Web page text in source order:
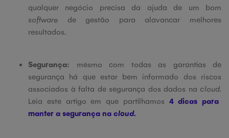
qualquer negócio precisa da ajuda de um bom
software de gestão para alavancar melhores
resultados.
Segurança: mesmo com todas as garantias de
segurança há que estar bem informado dos riscos
associados à falta de segurança dos dados na cloud.
Leia este artigo em que partilhamos 4 dicas para
manter a segurança na cloud.